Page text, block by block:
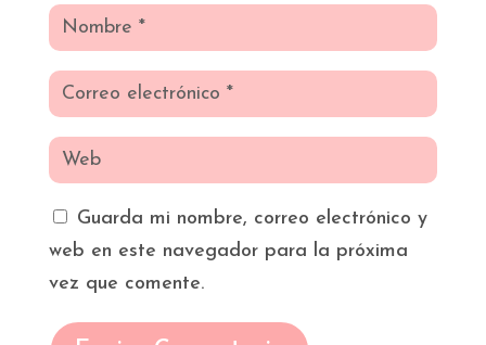
Guarda mi nombre, correo electrónico y
web en este navegador para la próxima
vez que comente.